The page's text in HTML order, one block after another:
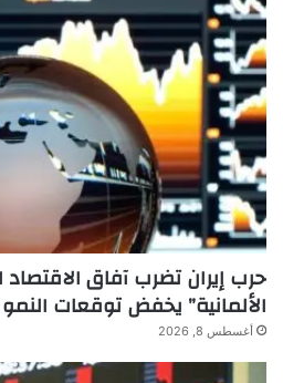
حرب إيران تضرب آفاق الاقتصاد
الألمانية” يخفض توقعات النمو
أغسطس 8, 2026